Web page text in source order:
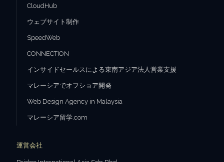
CloudHub
ウェブサイト制作
SpeedWeb
CONNECTION
インサイドセールスによる東南アジア法人営業支援
マレーシアでオフショア開発
Web Design Agency in Malaysia
マレーシア留学.com
運営会社